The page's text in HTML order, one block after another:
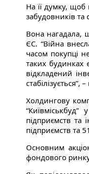
На її думку,
забудовників та
Вона нагадала,
ЄС. “Війна
часом покупці
таких будинках
відкладений
Холдингову
підприємств та
підприємств та
Основним
фондового